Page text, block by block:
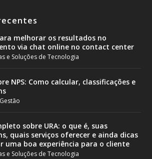
melhorar os resultados no
via chat online no contact center
e Soluções de Tecnologia
NPS: Como calcular, classificações e
sobre URA: o que é, suas
quais serviços oferecer e ainda dicas
uma boa experiência para o cliente
e Soluções de Tecnologia